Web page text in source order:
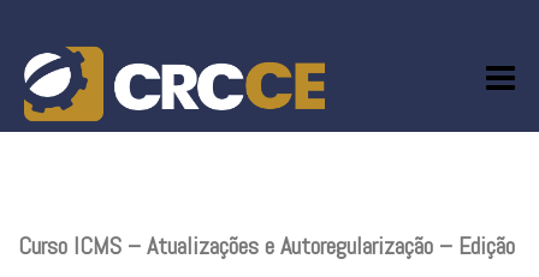
content
Curso ICMS – Atualizações e Autoregularização – Edição